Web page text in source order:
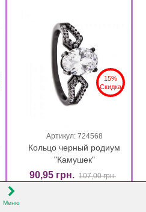
15%
Скидка
Артикул: 724568
Кольцо черный родиум
"Камушек"
90,95 грн. 107,00 грн.
Меню